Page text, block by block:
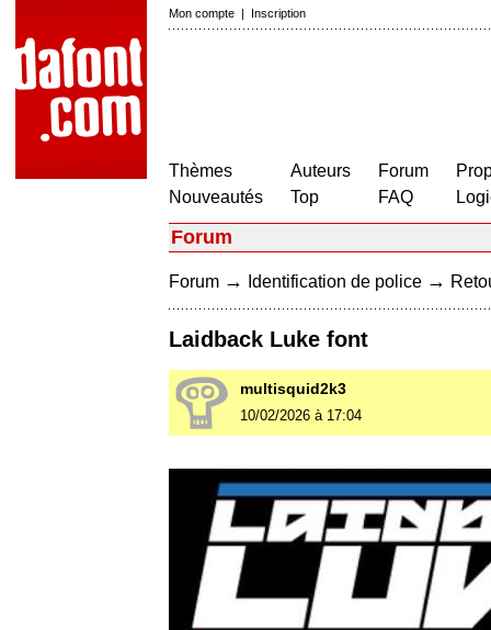
Mon compte | Inscription
Thèmes
Nouveautés
Auteurs
Top
Forum
FAQ
Forum
Forum → Identification de police →
Laidback Luke font
multisquid2k3
10/02/2026 à 17:04